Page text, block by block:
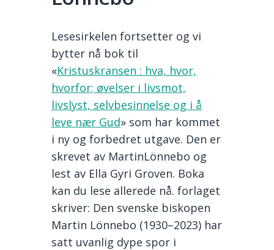
Lesesirkelen fortsetter og vi
bytter nå bok til
«Kristuskransen : hva, hvor,
hvorfor; øvelser i livsmot,
livslyst, selvbesinnelse og i å
leve nær Gud» som har kommet
i ny og forbedret utgave. Den er
skrevet av MartinLönnebo og
lest av Ella Gyri Groven. Boka
kan du lese allerede nå. forlaget
skriver: Den svenske biskopen
Martin Lönnebo (1930–2023) har
satt uvanlig dype spor i